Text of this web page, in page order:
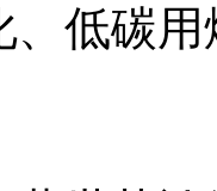
、低碳